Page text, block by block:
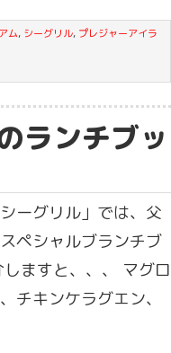
ム, シーグリル, プレジャーアイラ
ランチブッ
ーグリル」では、父
ペシャルブランチブ
ますと、、、 マグロ
チキンケラグエン、